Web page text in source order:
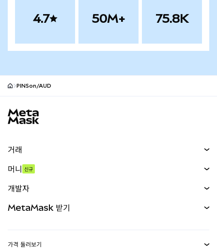
4.7 50M+ 75.8K
PINSon/AUD
거래
무기한 선물
실물자산
머니 신규
개발자
MetaMask 받기
가격 둘러보기